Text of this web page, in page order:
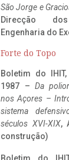
São Jorge e
Direcção
Engenharia do
Forte do Topo
Boletim do
1987 – Da
nos Açores –
sistema
séculos XVI-XIX,
construção)